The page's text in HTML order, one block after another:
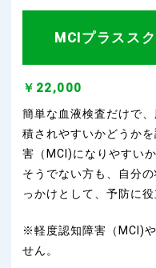
MCIプラスス
￥22,000
簡単な血液検査だけで
積されやすいかどうか
害（MCI)になりやすい
そうでない方も、自分
っかけとして、予防に役
※軽度認知障害（MCI)
せん。